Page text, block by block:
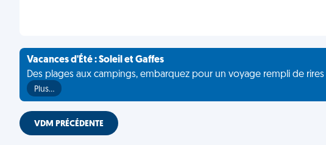
Vacances d'Été : Soleil et Gaffes
Des plages aux campings, embarquez pour un voyage rempli de
Plus…
VDM PRÉCÉDENTE